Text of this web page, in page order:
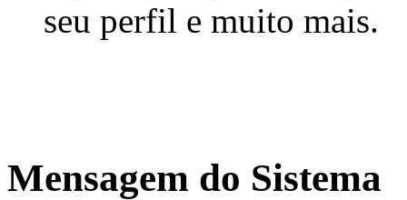
seu perfil e muito mais.
Mensagem do Sistema